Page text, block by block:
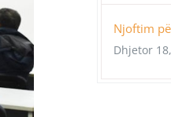
Njoftim
Dhjetor